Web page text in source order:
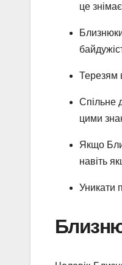
це
Терезям
Спільне
цими
Якщо
навіть
Уникати